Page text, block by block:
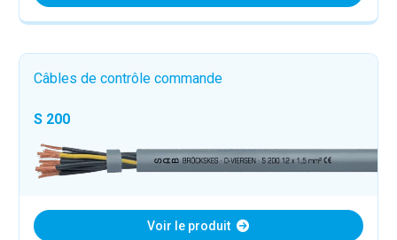
Câbles de contrôle commande
S 200
Voir le produit